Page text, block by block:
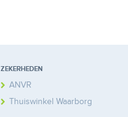
ZEKERHEDEN
ANVR
Thuiswinkel Waarborg